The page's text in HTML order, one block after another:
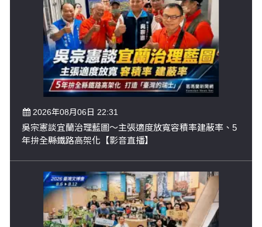
2026年08月06日 22:31
吳宗憲談宜蘭治理藍圖～主張適度放寬容積率建蔽率、5
年拚全縣鐵路高架化【影音直播】